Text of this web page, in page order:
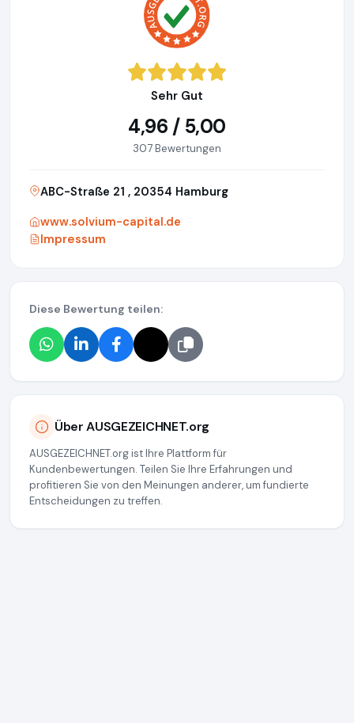
Sehr Gut
4,96 / 5,00
307 Bewertungen
ABC-Straße 21 , 20354 Hamburg
www.solvium-capital.de
Impressum
Diese Bewertung teilen:
Über AUSGEZEICHNET.org
AUSGEZEICHNET.org ist Ihre Plattform für
Kundenbewertungen. Teilen Sie Ihre Erfahrungen und
profitieren Sie von den Meinungen anderer, um fundierte
Entscheidungen zu treffen.